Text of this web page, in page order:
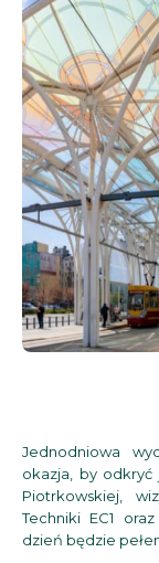
Jednodniowa
okazja, by
Piotrkowskiej,
Techniki EC1
dzień będzie